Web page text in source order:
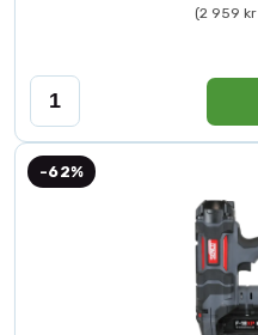
(2 959
-62%